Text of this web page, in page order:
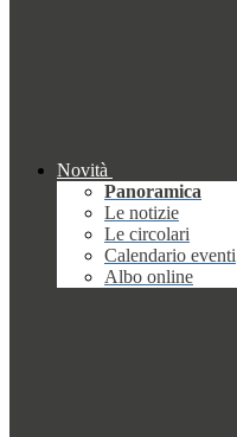
Novità
Panoramica
Le notizie
Le circolari
Calendario eventi
Albo online